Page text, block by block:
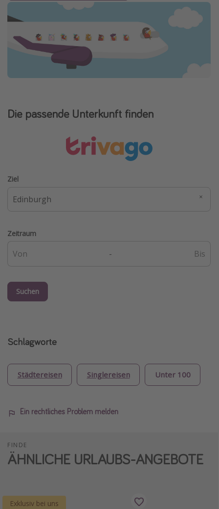
Die passende Unterkunft finden
Ziel
Zeitraum
-
Suchen
Schlagworte
Städtereisen Singlereisen Unter 100
Ein rechtliches Problem melden
FINDE
ÄHNLICHE URLAUBS-ANGEBOTE
Exklusiv bei uns